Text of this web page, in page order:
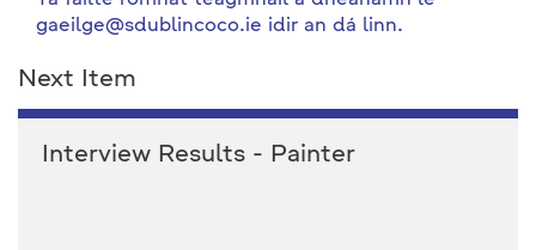
gaeilge@sdublincoco.ie idir an dá linn.
Next Item
Interview Results - Painter